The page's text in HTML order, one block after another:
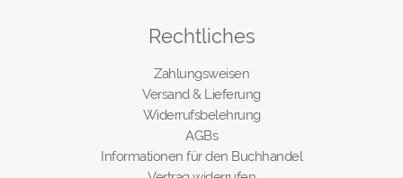
Rechtliches
Zahlungsweisen
Versand & Lieferung
Widerrufsbelehrung
AGBs
Informationen für den Buchhandel